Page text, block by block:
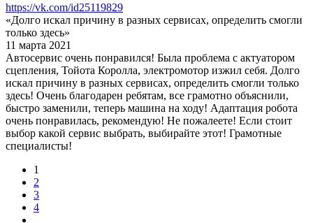
https://vk.com/id25119829
«Долго искал причину в разных сервисах, определить смогли
только здесь»
11 марта 2021
Автосервис очень понравился! Была проблема с актуатором
сцепления, Тойота Королла, электромотор изжил себя. Долго
искал причину в разных сервисах, определить смогли только
здесь! Очень благодарен ребятам, все грамотно объяснили,
быстро заменили, теперь машина на ходу! Адаптация робота
очень понравилась, рекомендую! Не пожалеете! Если стоит
выбор какой сервис выбрать, выбирайте этот! Грамотные
специалисты!
1
2
3
4